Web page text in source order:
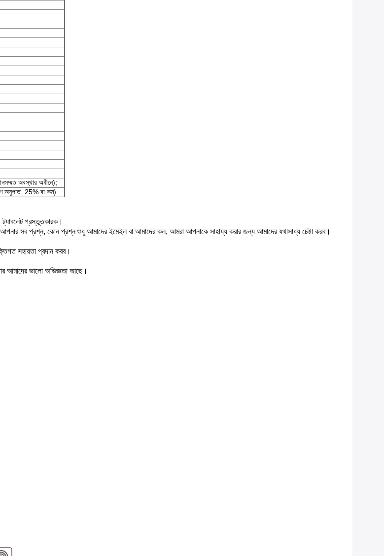
অবস্থার অধীনে);
অনুপাত: 25% বা কম)
প্রস্তুতকারক।
সব প্রশ্ন, কোন প্রশ্ন শুধু আমাদের ইমেইল বা আমাদের কল, আমরা আপনাকে সাহায্য করার জন্য আমাদের যথাসাধ্য চেষ্টা করব।
সহায়তা প্রদান করব।
আমাদের ভালো অভিজ্ঞতা আছে।